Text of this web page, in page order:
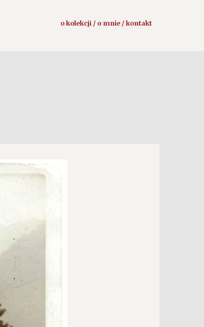
o kolekcji / o mnie / kontakt